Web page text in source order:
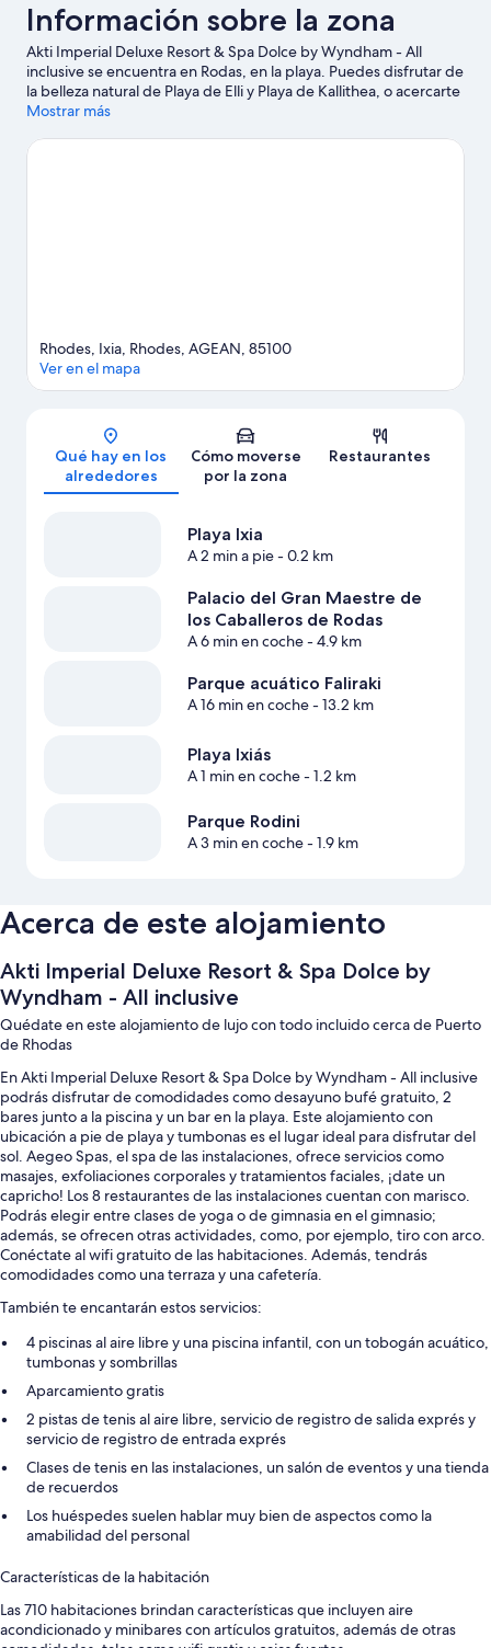
Información sobre la zona
Akti Imperial Deluxe Resort & Spa Dolce by Wyndham - All
inclusive se encuentra en Rodas, en la playa. Puedes disfrutar de
la belleza natural de Playa de Elli y Playa de Kallithea, o acercarte
a Puerto de Rhodas si deseas realizar alguna actividad. ¿Viajas
a Museo de Mineralogía y Paleontología Stamatiadis. Te
Mostrar más
Mapa
Rhodes, Ixia, Rhodes, AGEAN, 85100
Ver en el mapa
Qué hay en los
alrededores
Cómo moverse
por la zona
Restaurantes
Playa Ixia
A 2 min a pie- 0.2 km
Palacio del Gran Maestre de
los Caballeros de Rodas
A 6 min en coche- 4.9 km
Parque acuático Faliraki
A 16 min en coche- 13.2 km
Playa Ixiás
A 1 min en coche- 1.2 km
Parque Rodini
A 3 min en coche- 1.9 km
Acerca de este alojamiento
Akti Imperial Deluxe Resort & Spa Dolce by
Wyndham - All inclusive
Quédate en este alojamiento de lujo con todo incluido cerca de Puerto
de Rhodas
En Akti Imperial Deluxe Resort & Spa Dolce by Wyndham - All inclusive
podrás disfrutar de comodidades como desayuno bufé gratuito, 2
bares junto a la piscina y un bar en la playa. Este alojamiento con
ubicación a pie de playa y tumbonas es el lugar ideal para disfrutar del
sol. Aegeo Spas, el spa de las instalaciones, ofrece servicios como
masajes, exfoliaciones corporales y tratamientos faciales, ¡date un
capricho! Los 8 restaurantes de las instalaciones cuentan con marisco.
Podrás elegir entre clases de yoga o de gimnasia en el gimnasio;
además, se ofrecen otras actividades, como, por ejemplo, tiro con arco.
Conéctate al wifi gratuito de las habitaciones. Además, tendrás
comodidades como una terraza y una cafetería.
También te encantarán estos servicios:
4 piscinas al aire libre y una piscina infantil, con un tobogán acuático,
tumbonas y sombrillas
Aparcamiento gratis
2 pistas de tenis al aire libre, servicio de registro de salida exprés y
servicio de registro de entrada exprés
Clases de tenis en las instalaciones, un salón de eventos y una tienda
de recuerdos
Los huéspedes suelen hablar muy bien de aspectos como la
amabilidad del personal
Características de la habitación
Las 710 habitaciones brindan características que incluyen aire
acondicionado y minibares con artículos gratuitos, además de otras